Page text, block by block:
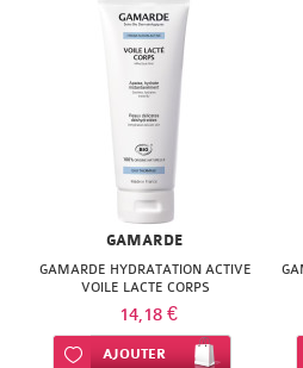
GAMARDE
GAMARDE HYDRATATION ACTIVE
VOILE LACTE CORPS
14,18 €
Ajouter à ma liste d’envie
AJOUTER